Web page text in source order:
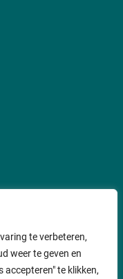
te verbeteren,
weer te geven en
accepteren" te klikken,